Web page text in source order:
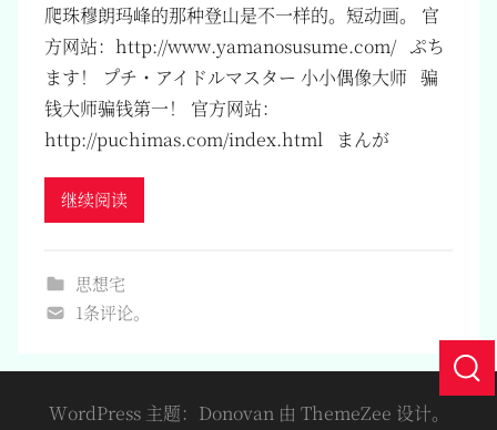
爬珠穆朗玛峰的那种登山是不一样的。短动画。 官
方网站：http://www.yamanosusume.com/ ぷち
ます！ プチ・アイドルマスター 小小偶像大师 骗
钱大师骗钱第一！ 官方网站：
http://puchimas.com/index.html まんが
继续阅读
思想宅
1条评论。
WordPress 主题：Donovan 由 ThemeZee 设计。